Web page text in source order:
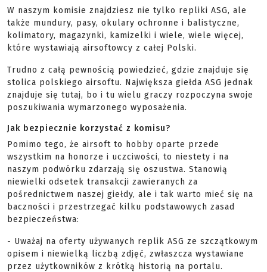
W naszym komisie znajdziesz nie tylko repliki ASG, ale
także mundury, pasy, okulary ochronne i balistyczne,
kolimatory, magazynki, kamizelki i wiele, wiele więcej,
które wystawiają airsoftowcy z całej Polski.
Trudno z całą pewnością powiedzieć, gdzie znajduje się
stolica polskiego airsoftu. Największa giełda ASG jednak
znajduje się tutaj, bo i tu wielu graczy rozpoczyna swoje
poszukiwania wymarzonego wyposażenia.
Jak bezpiecznie korzystać z komisu?
Pomimo tego, że airsoft to hobby oparte przede
wszystkim na honorze i uczciwości, to niestety i na
naszym podwórku zdarzają się oszustwa. Stanowią
niewielki odsetek transakcji zawieranych za
pośrednictwem naszej giełdy, ale i tak warto mieć się na
baczności i przestrzegać kilku podstawowych zasad
bezpieczeństwa:
- Uważaj na oferty używanych replik ASG ze szczątkowym
opisem i niewielką liczbą zdjęć, zwłaszcza wystawiane
przez użytkowników z krótką historią na portalu.